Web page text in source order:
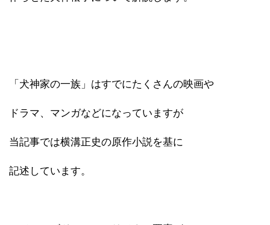
「犬神家の一族」はすでにたくさんの映画や
ドラマ、マンガなどになっていますが
当記事では横溝正史の原作小説を基に
記述しています。